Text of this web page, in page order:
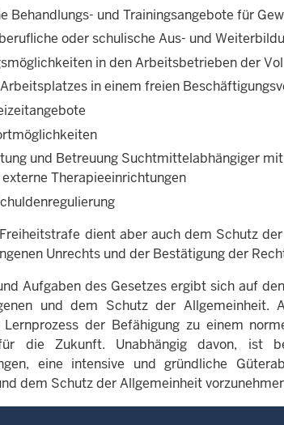
Behandlungs- und Trainingsangebote für
oder schulische Aus- und
in den Arbeitsbetrieben der
in einem freien
und Betreuung Suchtmittelabhängiger
Therapieeinrichtungen
dient aber auch dem Schutz
Unrechts und der Bestätigung der
Aufgaben des Gesetzes ergibt sich auf
und dem Schutz der
Lernprozess der Befähigung zu einem
die Zukunft. Unabhängig davon, ist
eine intensive und gründliche
dem Schutz der Allgemeinheit